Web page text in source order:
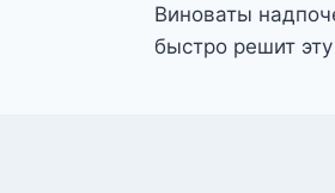
записям
Виноваты
быстро решит